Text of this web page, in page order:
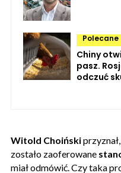
Polecane
Chiny
pasz.
odczuć
Witold Choiński
zostało zaoferowane
miał odmówić. Czy taka